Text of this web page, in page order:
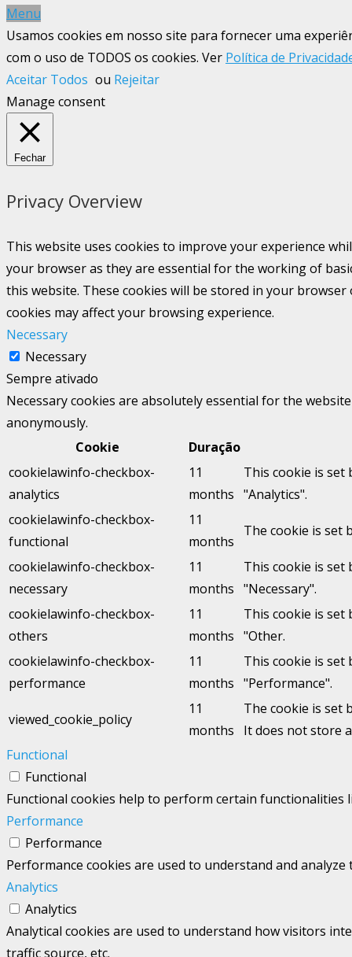
Menu
Usamos cookies em nosso site para fornecer uma
com o uso de TODOS os cookies. Ver Política de
Aceitar Todos ou Rejeitar
Manage consent
Fechar
Privacy Overview
This website uses cookies to improve your experience
your browser as they are essential for the working of
this website. These cookies will be stored in your
cookies may affect your browsing experience.
Necessary
Necessary
Sempre ativado
Necessary cookies are absolutely essential for the
anonymously.
Cookie
Duração
cookielawinfo-checkbox-
analytics
11
months
This cookie is set
"Analytics".
cookielawinfo-checkbox-
functional
11
months
The cookie is set
cookielawinfo-checkbox-
necessary
11
months
This cookie is set
"Necessary".
cookielawinfo-checkbox-
others
11
months
This cookie is set
"Other.
cookielawinfo-checkbox-
performance
11
months
This cookie is set
"Performance".
viewed_cookie_policy
11
months
The cookie is set
It does not store
Functional
Functional
Functional cookies help to perform certain
Performance
Performance
Performance cookies are used to understand and
Analytics
Analytics
Analytical cookies are used to understand how visitors
traffic source, etc.